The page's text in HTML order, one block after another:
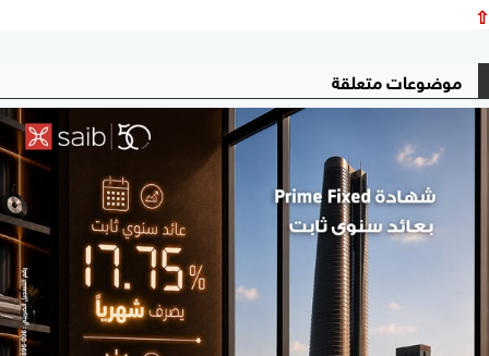
⇧
موضوعات متعلقة